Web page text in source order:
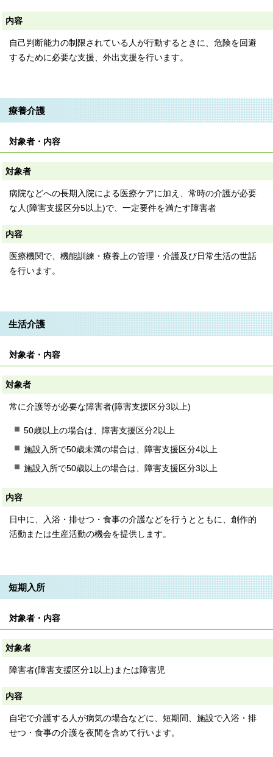
内容
自己判断能力の制限されている人が行動するときに、危険を回避
するために必要な支援、外出支援を行います。
療養介護
対象者・内容
対象者
病院などへの長期入院による医療ケアに加え、常時の介護が必要
な人(障害支援区分5以上)で、一定要件を満たす障害者
内容
医療機関で、機能訓練・療養上の管理・介護及び日常生活の世話
を行います。
生活介護
対象者・内容
対象者
常に介護等が必要な障害者(障害支援区分3以上)
50歳以上の場合は、障害支援区分2以上
施設入所で50歳未満の場合は、障害支援区分4以上
施設入所で50歳以上の場合は、障害支援区分3以上
内容
日中に、入浴・排せつ・食事の介護などを行うとともに、創作的
活動または生産活動の機会を提供します。
短期入所
対象者・内容
対象者
障害者(障害支援区分1以上)または障害児
内容
自宅で介護する人が病気の場合などに、短期間、施設で入浴・排
せつ・食事の介護を夜間を含めて行います。